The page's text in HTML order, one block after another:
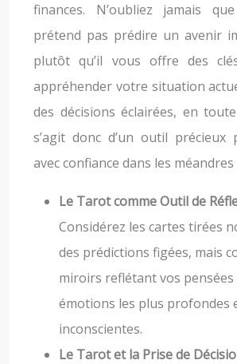
finances. N’oubliez jamais
prétend pas prédire un avenir
plutôt qu’il vous offre des
appréhender votre situation
des décisions éclairées, en
s’agit donc d’un outil précieux
avec confiance dans les méandres
Le Tarot comme Outil de
Considérez les cartes tirées
des prédictions figées, mais
miroirs reflétant vos pensées
émotions les plus profondes
inconscientes.
Le Tarot et la Prise de